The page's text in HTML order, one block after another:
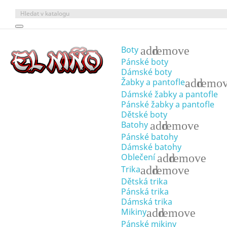
Boty addremove
Pánské boty
Dámské boty
Žabky a pantofleadd
Dámské žabky a pantofle
Pánské žabky a pantofle
Dětské boty
Batohy addremove
Pánské batohy
Dámské batohy
Oblečení addremove
Trikaaddremove
Dětská trika
Pánská trika
Dámská trika
Mikinyaddremove
Pánské mikiny